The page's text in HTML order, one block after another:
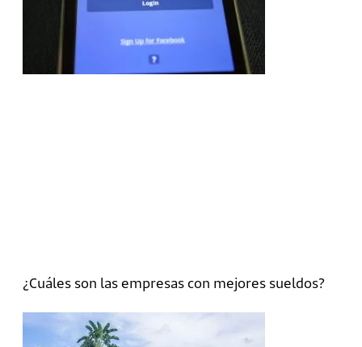
¿Cuáles son las empresas con mejores sueldos?